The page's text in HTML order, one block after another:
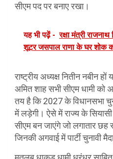
सीएम पद पर बनाए रखा।
यह भी पढ़ें - रक्षा मंत्री
शूटर जसपाल राणा के घर शोक
राष्ट्रीय अध्यक्ष नितीन नबीन हों
अमित शाह सभी सीएम धामी
तय है कि 2027 के विधानसभा
में लड़ेगी। ऐसे में राज्य के
सीएम बन जाएंगे जो लगातार
जिनकी अगवाई में पार्टी चुनावी